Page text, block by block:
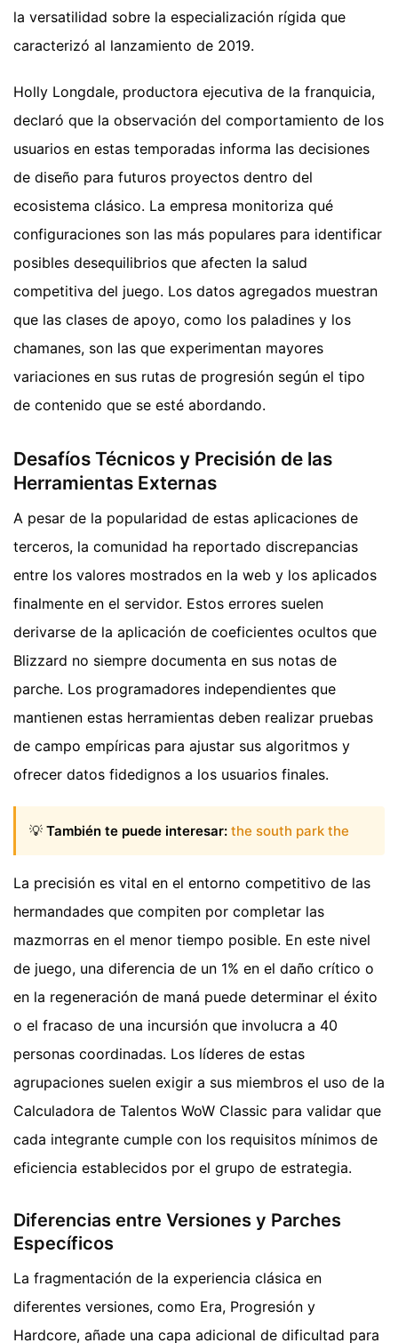
la versatilidad sobre la especialización rígida que
caracterizó al lanzamiento de 2019.
Holly Longdale, productora ejecutiva de la franquicia,
declaró que la observación del comportamiento de los
usuarios en estas temporadas informa las decisiones
de diseño para futuros proyectos dentro del
ecosistema clásico. La empresa monitoriza qué
configuraciones son las más populares para identificar
posibles desequilibrios que afecten la salud
competitiva del juego. Los datos agregados muestran
que las clases de apoyo, como los paladines y los
chamanes, son las que experimentan mayores
variaciones en sus rutas de progresión según el tipo
de contenido que se esté abordando.
Desafíos Técnicos y Precisión de las
Herramientas Externas
A pesar de la popularidad de estas aplicaciones de
terceros, la comunidad ha reportado discrepancias
entre los valores mostrados en la web y los aplicados
finalmente en el servidor. Estos errores suelen
derivarse de la aplicación de coeficientes ocultos que
Blizzard no siempre documenta en sus notas de
parche. Los programadores independientes que
mantienen estas herramientas deben realizar pruebas
de campo empíricas para ajustar sus algoritmos y
ofrecer datos fidedignos a los usuarios finales.
💡 También te puede interesar: the south park the
La precisión es vital en el entorno competitivo de las
hermandades que compiten por completar las
mazmorras en el menor tiempo posible. En este nivel
de juego, una diferencia de un 1% en el daño crítico o
en la regeneración de maná puede determinar el éxito
o el fracaso de una incursión que involucra a 40
personas coordinadas. Los líderes de estas
agrupaciones suelen exigir a sus miembros el uso de la
Calculadora de Talentos WoW Classic para validar que
cada integrante cumple con los requisitos mínimos de
eficiencia establecidos por el grupo de estrategia.
Diferencias entre Versiones y Parches
Específicos
La fragmentación de la experiencia clásica en
diferentes versiones, como Era, Progresión y
Hardcore, añade una capa adicional de dificultad para